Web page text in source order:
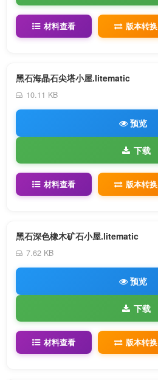
材料查看 版本转换
黑石海晶石尖塔小屋.litematic
10.11 KB
预览
下载
材料查看 版本转换
黑石深色橡木矿石小屋.litematic
7.62 KB
预览
下载
材料查看 版本转换